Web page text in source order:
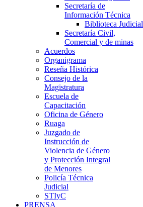
Secretaría de
Información Técnica
Biblioteca Judicial
Secretaría Civil,
Comercial y de minas
Acuerdos
Organigrama
Reseña Histórica
Consejo de la
Magistratura
Escuela de
Capacitación
Oficina de Género
Ruaga
Juzgado de
Instrucción de
Violencia de Género
y Protección Integral
de Menores
Policía Técnica
Judicial
STIyC
PRENSA